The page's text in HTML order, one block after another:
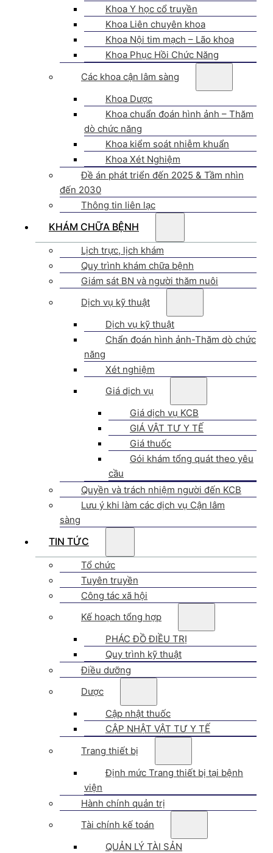
Khoa Y học cổ truyền
Khoa Liên chuyên khoa
Khoa Nội tim mạch – Lão khoa
Khoa Phục Hồi Chức Năng
Các khoa cận lâm sàng
Khoa Dược
Khoa chuẩn đoán hình ảnh – Thăm
dò chức năng
Khoa kiểm soát nhiễm khuẩn
Khoa Xét Nghiệm
Đề án phát triển đến 2025 & Tầm nhìn
đến 2030
Thông tin liên lạc
KHÁM CHỮA BỆNH
Lịch trực, lịch khám
Quy trình khám chữa bệnh
Giám sát BN và người thăm nuôi
Dịch vụ kỹ thuật
Dịch vụ kỹ thuật
Chẩn đoán hình ảnh-Thăm dò chức
năng
Xét nghiệm
Giá dịch vụ
Giá dịch vụ KCB
GIÁ VẬT TƯ Y TẾ
Giá thuốc
Gói khám tổng quát theo yêu
cầu
Quyền và trách nhiệm người đến KCB
Lưu ý khi làm các dịch vụ Cận lâm
sàng
TIN TỨC
Tổ chức
Tuyên truyền
Công tác xã hội
Kế hoạch tổng hợp
PHÁC ĐỒ ĐIỀU TRỊ
Quy trình kỹ thuật
Điều dưỡng
Dược
Cập nhật thuốc
CẬP NHẬT VẬT TƯ Y TẾ
Trang thiết bị
Định mức Trang thiết bị tại bệnh
viện
Hành chính quản trị
Tài chính kế toán
QUẢN LÝ TÀI SẢN